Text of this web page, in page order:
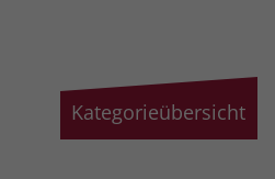
Kategorieübersicht